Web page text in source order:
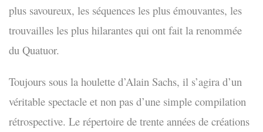
plus savoureux, les séquences les plus émouvantes, les
trouvailles les plus hilarantes qui ont fait la renommée
du Quatuor.
Toujours sous la houlette d’Alain Sachs, il s’agira d’un
véritable spectacle et non pas d’une simple compilation
rétrospective. Le répertoire de trente années de créations